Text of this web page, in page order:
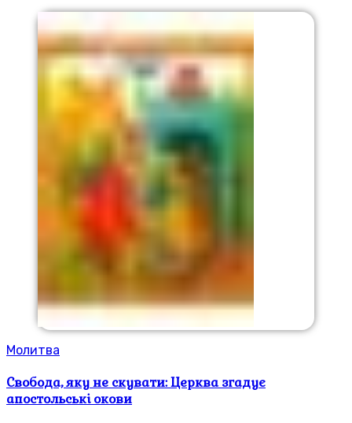
Молитва
Свобода, яку не скувати: Церква згадує
апостольські окови